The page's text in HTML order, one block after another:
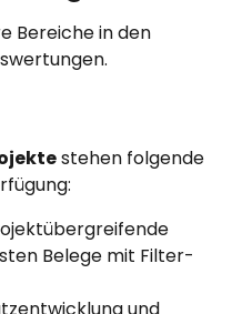
Bereiche in den
stehen folgende
Belege mit Filter-